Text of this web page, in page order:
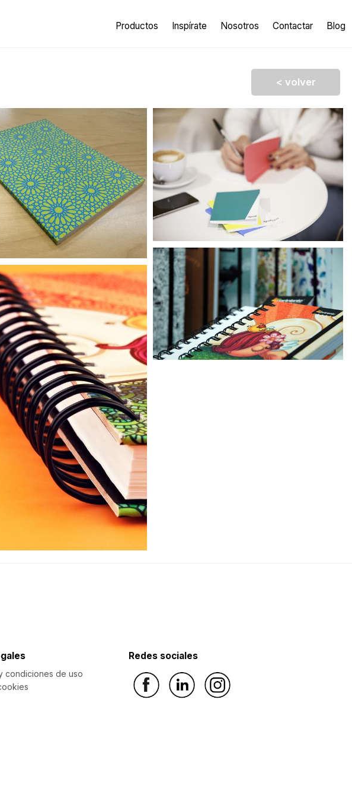
Productos Inspírate Nosotros Contactar Blog
< volver
condiciones de uso
Redes sociales